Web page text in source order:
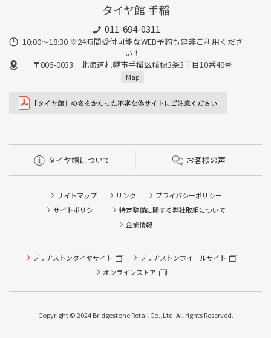
タイヤ館 手稲
011-694-0311
10:00～18:30 ※24時間受付可能なWEB予約も是非ご利用くださ
い！
〒006-0033 北海道札幌市手稲区稲穂3条3丁目10番40号
Map
タイヤ館について お客様の声
サイトマップ リンク
プライバシーポリシー
サイトポリシー
特定整備に関する弊社取組について
企業情報
ブリヂストンタイヤサイト
ブリヂストンホイールサイト
オンラインストア
Copyright © 2024 Bridgestone Retail Co.,Ltd. All rights Reserved.
タイヤ点検・安全点検/タイヤ履き替え/オイル交換/その他
ピット作業の予約
本日のタイヤ履き替え順番待ち予約 ※クローク契約会員の